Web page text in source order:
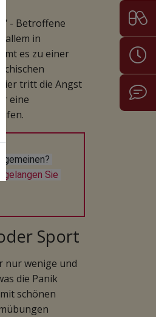
- Betroffene
allem in
es zu einer
tritt die Angst
eine
gelangen Sie
Sport
nur wenige und
die Panik
schönen